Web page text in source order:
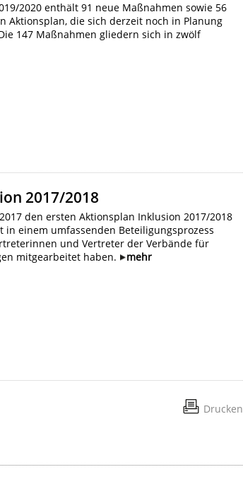
2020 enthält 91 neue Maßnahmen sowie 56
Aktionsplan, die sich derzeit noch in Planung
147 Maßnahmen gliedern sich in zwölf
2017/2018
den ersten Aktionsplan Inklusion 2017/2018
in einem umfassenden Beteiligungsprozess
und Vertreter der Verbände für
mitgearbeitet haben.
mehr
Drucken